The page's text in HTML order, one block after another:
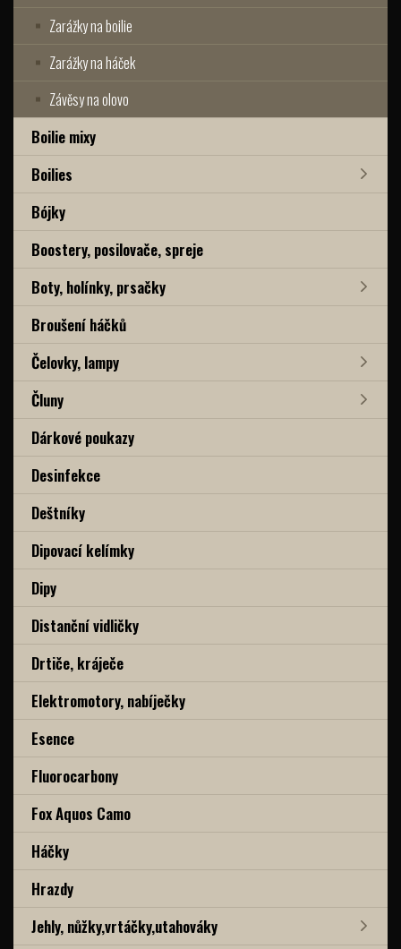
Zarážky na boilie
Zarážky na háček
Závěsy na olovo
Boilie mixy
Boilies
Bójky
Boostery, posilovače, spreje
Boty, holínky, prsačky
Broušení háčků
Čelovky, lampy
Čluny
Dárkové poukazy
Desinfekce
Deštníky
Dipovací kelímky
Dipy
Distanční vidličky
Drtiče, kráječe
Elektromotory, nabíječky
Esence
Fluorocarbony
Fox Aquos Camo
Háčky
Hrazdy
Jehly, nůžky,vrtáčky,utahováky